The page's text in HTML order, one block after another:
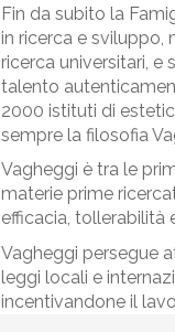
Fin da subito la
in ricerca e sviluppo,
ricerca universitari, e
talento
2000 istituti di
sempre la filosofia
Vagheggi è tra le
materie prime
efficacia, tollerabilità
Vagheggi persegue
leggi locali e
incentivandone il